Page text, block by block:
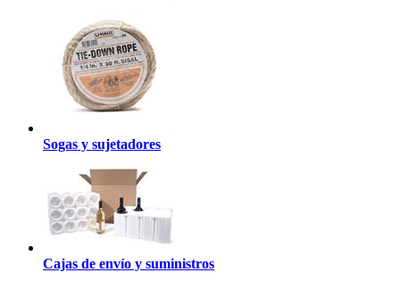
Sogas y sujetadores
Cajas de envío y suministros